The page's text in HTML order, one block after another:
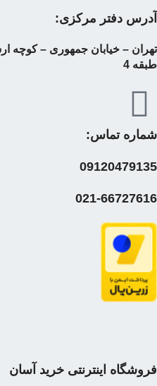
آدرس دفتر مرکزی:
تهران – خیابان جمهوری – کوچه
طبقه 4
شماره تماس:
09120479135
021-66727616
فروشگاه اینترنتی خرید آسان